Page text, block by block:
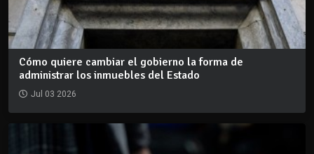
Cómo quiere cambiar el gobierno la forma de
administrar los inmuebles del Estado
Jul 03 2026